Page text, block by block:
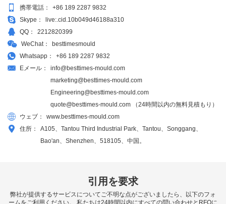
携帯電話：
+86 189 2287 9832
Skype：
live:.cid.10b049d46188a310
QQ：
2212820399
WeChat：
besttimesmould
Whatsapp：
+86 189 2287 9832
Eメール：
info@besttimes-mould.com
marketing@besttimes-mould.com
Engineering@besttimes-mould.com
quote@besttimes-mould.com
（24時間以内の無料見積もり）
ウェブ：
www.besttimes-mould.com
住所：
A105、Tantou Third Industrial Park、Tantou、Songgang、
Bao'an、Shenzhen、518105、中国。
引用を要求
弊社が提供するサービスについてご不明な点がございましたら、以下のフォ